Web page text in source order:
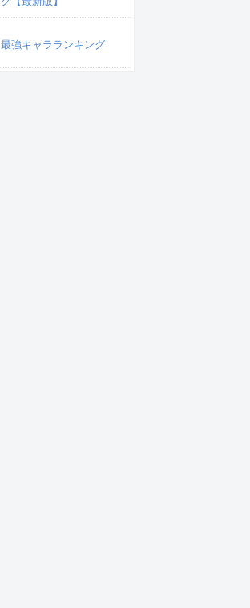
最強キャラランキング